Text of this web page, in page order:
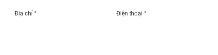
Địa chỉ * Điện thoại *